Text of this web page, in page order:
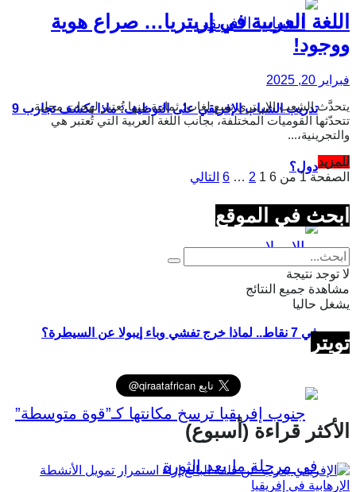
تدريب الشباب الإفريقي على التوظيف: ماذا تكشف تجارب 9
دول؟
في 7 نقاط.. لماذا خرج تفشي وباء إيبولا عن السيطرة؟
اللغة العربية في إريتريا… صراع هوية
ووجود!
فبراير 20, 2025
يتحدَّث الشعب الإريتري تسع لغات؛ ثمانية منها تُعتبر لهجات محلية،
تتحدّثها القوميات المختلفة، بجانب اللغة العربية التي تُعتبر هي
والتجرينية،...
للمزيدDetails
الصفحة 1 من 6
1
2
…
6 التالي
ابحث في الموقع
لا توجد نتيجة
مشاهدة جميع النتائج
يشغل حاليا
تويتر
الأكثر قراءة (أسبوع)